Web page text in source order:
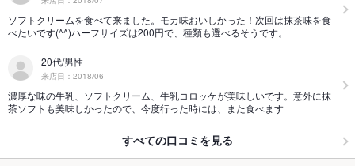
ソフトクリームを食べて来ました。モカ味おいしかった！次回は抹茶味を食
べたいです(^^)ハーフサイズは200円で、種類も選べるそうです。
20代/男性
来店日：2018/06
濃厚な味の牛乳、ソフトクリーム、牛乳コロッケが美味しいです。意外に抹
茶ソフトも美味しかったので、今度行った時には、また食べます
すべての口コミを見る